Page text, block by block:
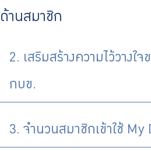
ด้านสมาชิก
2. เสริมสร้างความไว้วางใ
กบข.
3. จำนวนสมาชิกเข้าใช้